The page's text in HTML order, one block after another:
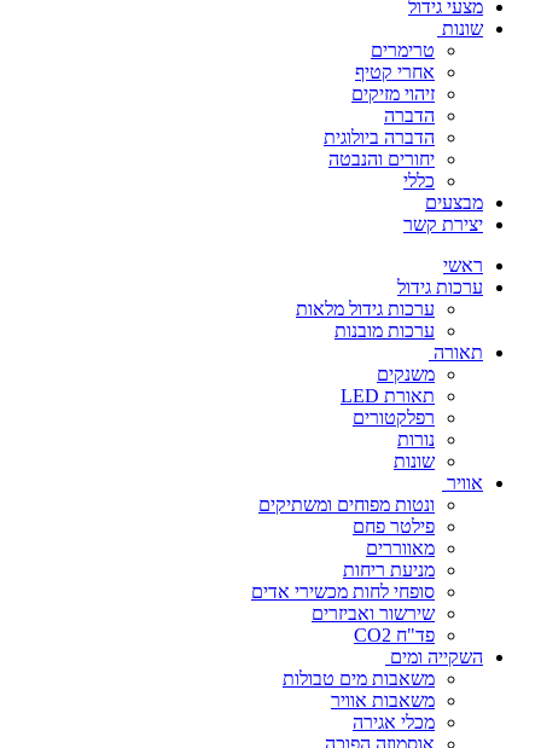
מצעי גידול
שונות
טרימרים
אחרי קטיף
זיהוי מזיקים
הדברה
הדברה ביולוגית
יחורים והנבטה
כללי
מבצעים
יצירת קשר
ראשי
ערכות גידול
ערכות גידול מלאות
ערכות מובנות
תאורה
משנקים
תאורת LED
רפלקטורים
נורות
שונות
אוויר
ונטות מפוחים ומשתיקים
פילטר פחם
מאווררים
מניעת ריחות
סופחי לחות מכשירי אדים
שירשור ואביזרים
פד"ח CO2
השקייה ומים
משאבות מים טבולות
משאבות אוויר
מכלי אגירה
אוסמוזה הפוכה